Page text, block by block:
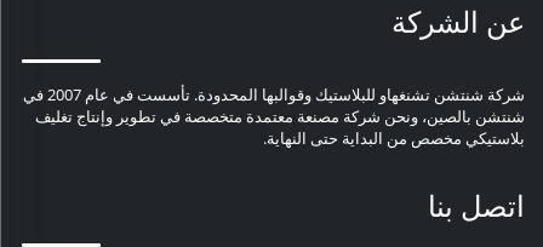
عن الشركة
شركة شنتشن تشنغهاو للبلاستيك وقوالبها المحدودة. تأسست في عام 2007 في
شنتشن بالصين، ونحن شركة مصنعة معتمدة متخصصة في تطوير وإنتاج تغليف
بلاستيكي مخصص من البداية حتى النهاية.
اتصل بنا